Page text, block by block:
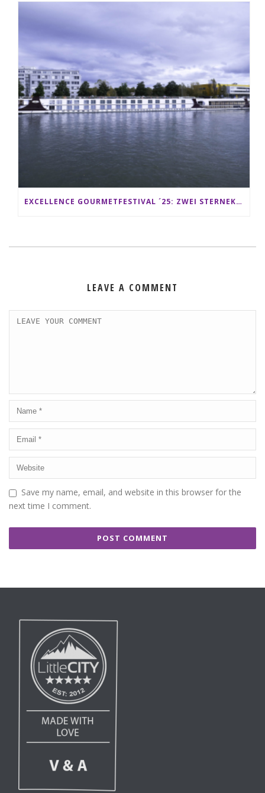
EXCELLENCE GOURMETFESTIVAL ´25: ZWEI STERNEKÖCHE ANTONIO GUIDA & DARIO MORESCO VERWÖHNEN IHRE GÄSTE AUF EINER LUXERIÖSEN SCHIFFSREISE
LEAVE A COMMENT
Save my name, email, and website in this browser for the
next time I comment.